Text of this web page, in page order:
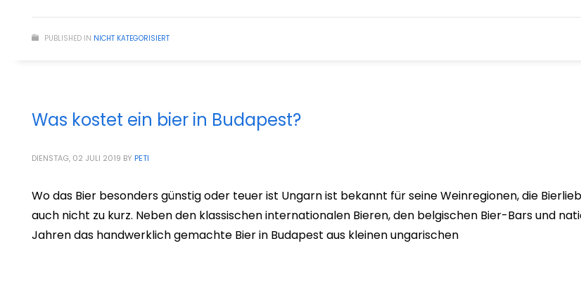
PUBLISHED IN NICHT KATEGORISIERT
Was kostet ein bier in Budapest?
DIENSTAG, 02 JULI 2019 BY PETI
Wo das Bier besonders günstig oder teuer ist Ungarn ist bekannt für seine Weinregionen, die
auch nicht zu kurz. Neben den klassischen internationalen Bieren, den belgischen Bier-Bars und
Jahren das handwerklich gemachte Bier in Budapest aus kleinen ungarischen